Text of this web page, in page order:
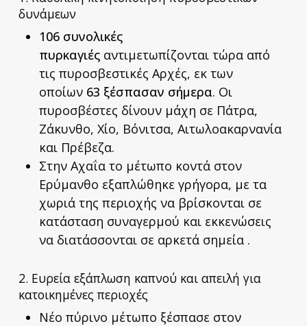
δυνάμεων
106 συνολικές
πυρκαγιέςαντιμετωπίζονται τώρα από
τις πυροσβεστικές Αρχές, εκ των
οποίων 63 ξέσπασαν σήμερα. Οι
πυροσβέστες δίνουν μάχη σε Πάτρα,
Ζάκυνθο, Χίο, Βόνιτσα, Αιτωλοακαρνανία
και Πρέβεζα.
Στην Αχαΐα το μέτωπο κοντά στον
Ερύμανθο εξαπλώθηκε γρήγορα, με τα
χωριά της περιοχής να βρίσκονται σε
κατάσταση συναγερμού και εκκενώσεις
να διατάσσονται σε αρκετά σημεία .
2. Ευρεία εξάπλωση καπνού και απειλή για
κατοικημένες περιοχές
Νέο πύρινο μέτωπο ξέσπασε στον